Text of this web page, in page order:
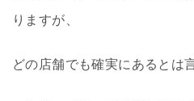
りますが、
どの店舗でも確実にあるとは